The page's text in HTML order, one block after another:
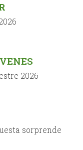
2026
sorprende